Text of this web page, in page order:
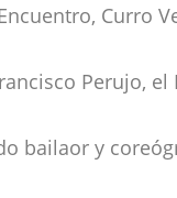
Curro
Perujo,
bailaor y